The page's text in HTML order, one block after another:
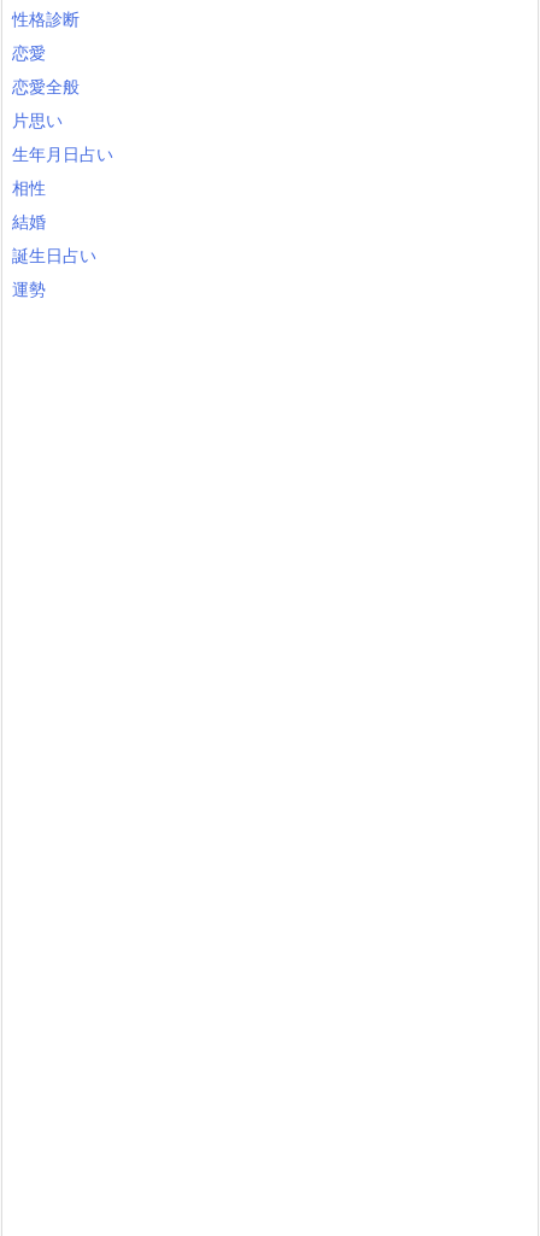
性格診断
恋愛
恋愛全般
片思い
生年月日占い
相性
結婚
誕生日占い
運勢